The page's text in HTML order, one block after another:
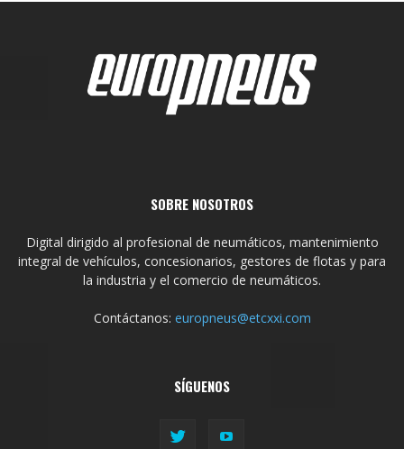
SOBRE NOSOTROS
Digital dirigido al profesional de neumáticos, mantenimiento
integral de vehículos, concesionarios, gestores de flotas y para
la industria y el comercio de neumáticos.
Contáctanos: europneus@etcxxi.com
SÍGUENOS